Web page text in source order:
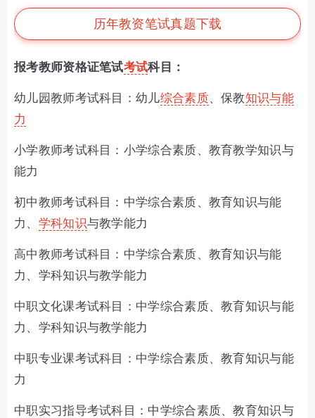
历年教资笔试真题下载
报考教师资格证笔试考试科目：
幼儿园教师考试科目：幼儿综合素质、保教知识与能
力
小学教师考试科目：小学综合素质、教育教学知识与
能力
初中教师考试科目：中学综合素质、教育知识与能
力、 学科知识与教学能力
高中教师考试科目：中学综合素质、教育知识与能
力、学科知识与教学能力
中职文化课考试科目：中学综合素质、教育知识与能
力、学科知识与教学能力
中职专业课考试科目：中学综合素质、教育知识与能
力
中职实习指导考试科目：中学综合素质、教育知识与